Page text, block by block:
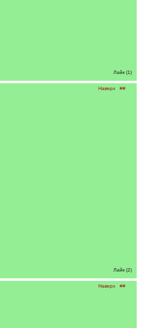
Лайк (1)
Наверх ##
Лайк (2)
Наверх ##